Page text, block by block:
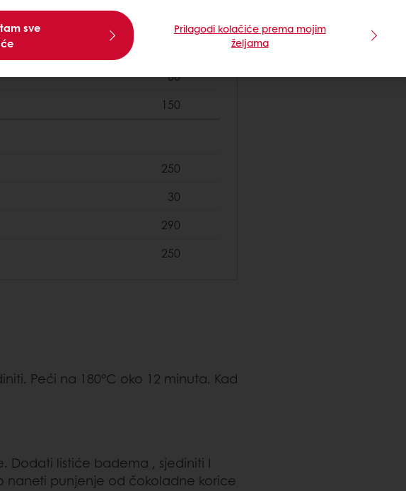
60
150
250
30
290
250
Peći na 180°C oko 12 minuta. Kad
Dodati listiće badema , sjediniti I
naneti punjenje od čokoladne korice
sve
Prilagodi kolačiće prema mojim
željama